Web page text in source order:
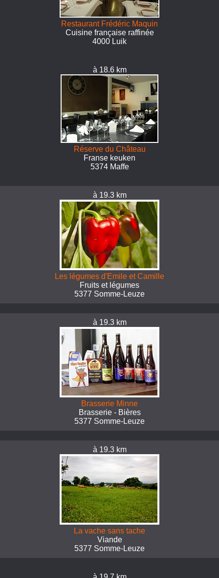
Restaurant Frédéric Maquin
Cuisine française raffinée
4000 Luik
à 18.6 km
Réserve du Château
Franse keuken
5374 Maffe
à 19.3 km
Les légumes d'Emile et Camille
Fruits et légumes
5377 Somme-Leuze
à 19.3 km
Brasserie Minne
Brasserie - Bières
5377 Somme-Leuze
à 19.3 km
La vache sans tache
Viande
5377 Somme-Leuze